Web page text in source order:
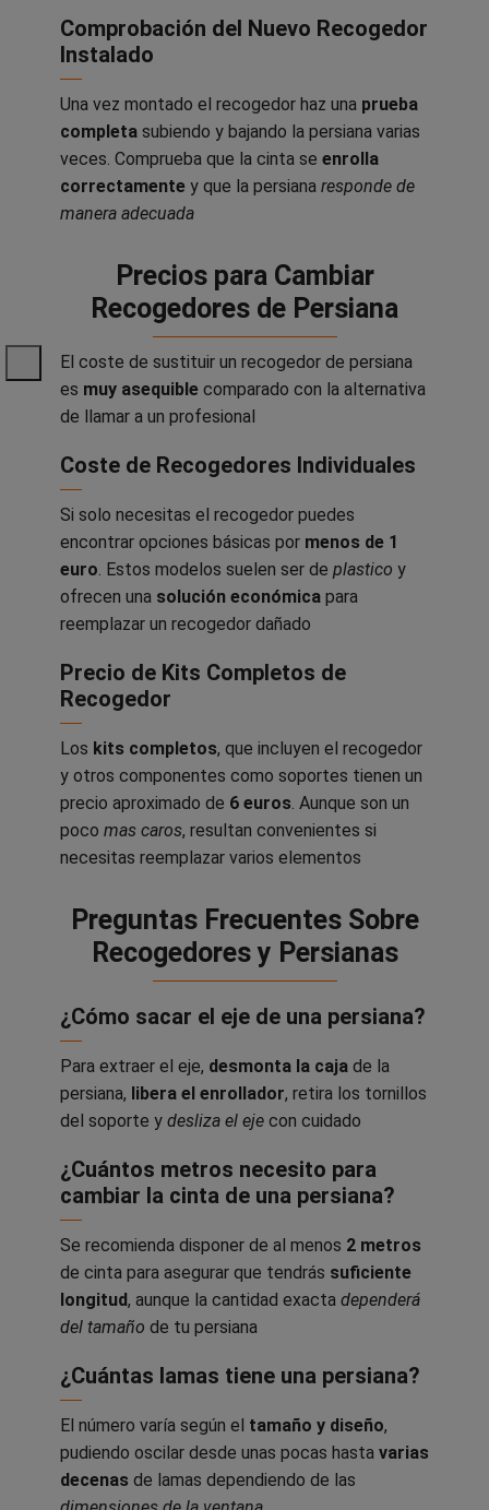
Comprobación del Nuevo Recogedor
Instalado
Una vez montado el recogedor haz una prueba
completa subiendo y bajando la persiana varias
veces. Comprueba que la cinta se enrolla
correctamente y que la persiana responde de
manera adecuada
Precios para Cambiar
Recogedores de Persiana
El coste de sustituir un recogedor de persiana
es muy asequible comparado con la alternativa
de llamar a un profesional
Coste de Recogedores Individuales
Si solo necesitas el recogedor puedes
encontrar opciones básicas por menos de 1
euro. Estos modelos suelen ser de plastico y
ofrecen una solución económica para
reemplazar un recogedor dañado
Precio de Kits Completos de
Recogedor
Los kits completos, que incluyen el recogedor
y otros componentes como soportes tienen un
precio aproximado de 6 euros. Aunque son un
poco mas caros, resultan convenientes si
necesitas reemplazar varios elementos
Preguntas Frecuentes Sobre
Recogedores y Persianas
¿Cómo sacar el eje de una persiana?
Para extraer el eje, desmonta la caja de la
persiana, libera el enrollador, retira los tornillos
del soporte y desliza el eje con cuidado
¿Cuántos metros necesito para
cambiar la cinta de una persiana?
Se recomienda disponer de al menos 2 metros
de cinta para asegurar que tendrás suficiente
longitud, aunque la cantidad exacta dependerá
del tamaño de tu persiana
¿Cuántas lamas tiene una persiana?
El número varía según el tamaño y diseño,
pudiendo oscilar desde unas pocas hasta varias
decenas de lamas dependiendo de las